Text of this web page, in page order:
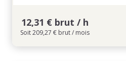
12,31 € brut / h
Soit 209,27 € brut / mois